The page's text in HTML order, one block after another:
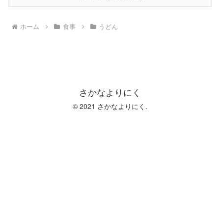
ホーム 食事 うどん
さかなよりにく
© 2021 さかなよりにく.